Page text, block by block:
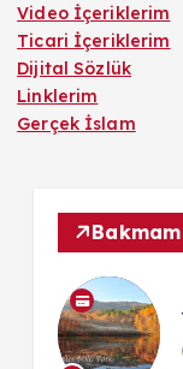
Video İçeriklerim
Ticari İçeriklerim
Dijital Sözlük
Linklerim
Gerçek İslam